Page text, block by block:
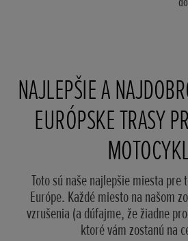
NAJLEPŠIE A
EURÓPSKE TRASY
Toto sú naše najlepšie miesta pre
Európe. Každé miesto na našom
vzrušenia (a dúfajme, že žiadne
ktoré vám zostanú na